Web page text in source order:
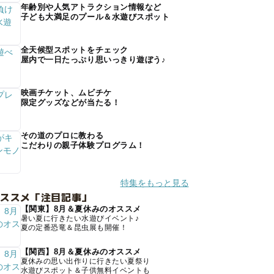
年齢別や人気アトラクション情報など
子ども大満足のプール＆水遊びスポット
全天候型スポットをチェック
屋内で一日たっぷり思いっきり遊ぼう♪
映画チケット、ムビチケ
限定グッズなどが当たる！
その道のプロに教わる
こだわりの親子体験プログラム！
特集をもっと見る
スメ「注目記事」
【関東】8月＆夏休みのオススメ
暑い夏に行きたい水遊びイベント♪
夏の定番恐竜＆昆虫展も開催！
【関西】8月＆夏休みのオススメ
夏休みの思い出作りに行きたい夏祭り
水遊びスポット＆子供無料イベントも